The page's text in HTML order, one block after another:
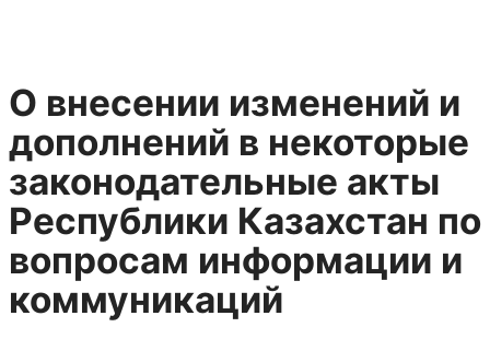
О внесении изменений и
дополнений в некоторые
законодательные акты
Республики Казахстан по
вопросам информации и
коммуникаций